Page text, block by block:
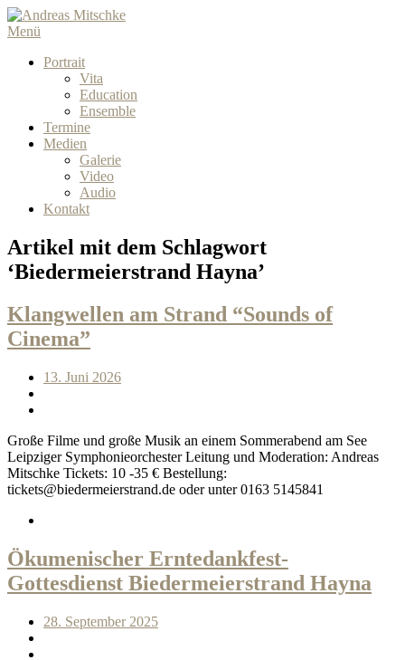
Menü
Portrait
Vita
Education
Ensemble
Termine
Medien
Galerie
Video
Audio
Kontakt
Artikel mit dem Schlagwort
‘Biedermeierstrand Hayna’
Klangwellen am Strand “Sounds of
Cinema”
13. Juni 2026
Große Filme und große Musik an einem Sommerabend am See
Leipziger Symphonieorchester Leitung und Moderation: Andreas
Mitschke Tickets: 10 -35 € Bestellung:
tickets@biedermeierstrand.de oder unter 0163 5145841
Ökumenischer Erntedankfest-
Gottesdienst Biedermeierstrand Hayna
28. September 2025